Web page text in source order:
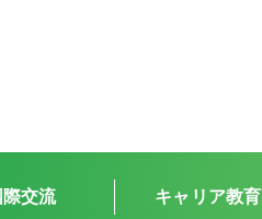
際交流 キャリア教育